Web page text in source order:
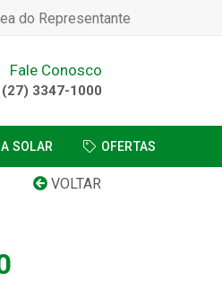
do Representante
Fale Conosco
(27) 3347-1000
SOLAR OFERTAS
VOLTAR